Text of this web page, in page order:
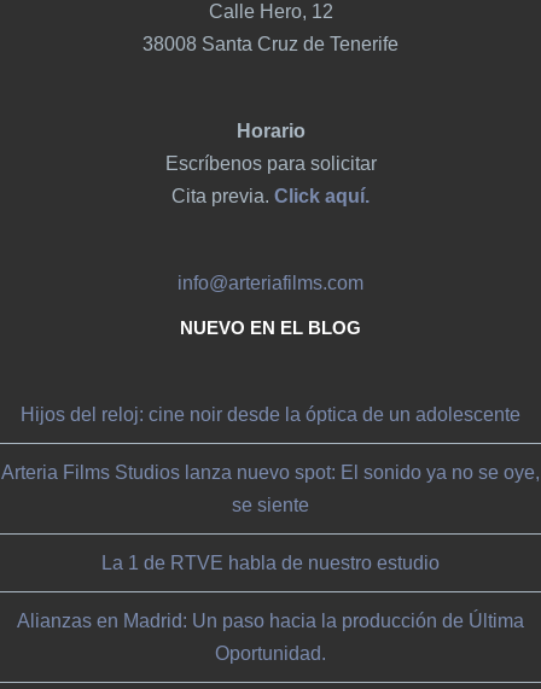
Calle Hero, 12
38008 Santa Cruz de Tenerife
Horario
Escríbenos para solicitar
Cita previa. Click aquí.
info@arteriafilms.com
NUEVO EN EL BLOG
Hijos del reloj: cine noir desde la óptica de un adolescente
Arteria Films Studios lanza nuevo spot: El sonido ya no se oye,
se siente
La 1 de RTVE habla de nuestro estudio
Alianzas en Madrid: Un paso hacia la producción de Última
Oportunidad.